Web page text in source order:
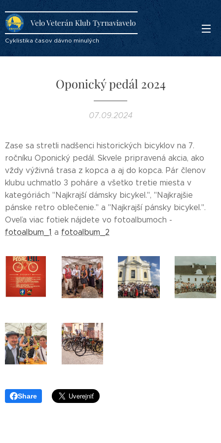
Velo Veterán Klub Tyrnaviavelo
Cyklistika časov dávno minulých
Oponický pedál 2024
07.09.2024
Zase sa stretli nadšenci historických bicyklov na 7.
ročníku Oponický pedál. Skvele pripravená akcia, ako
vždy výživná trasa z kopca a aj do kopca. Pár členov
klubu uchmatlo 3 poháre a všetko tretie miesta v
kategóriách "Najkrajší dámsky bicykel.", "Najkrajšie
pánske retro oblečenie." a "Najkrajší pánsky bicykel.".
Oveľa viac fotiek nájdete vo fotoalbumoch -
fotoalbum_1 a fotoalbum_2
Share